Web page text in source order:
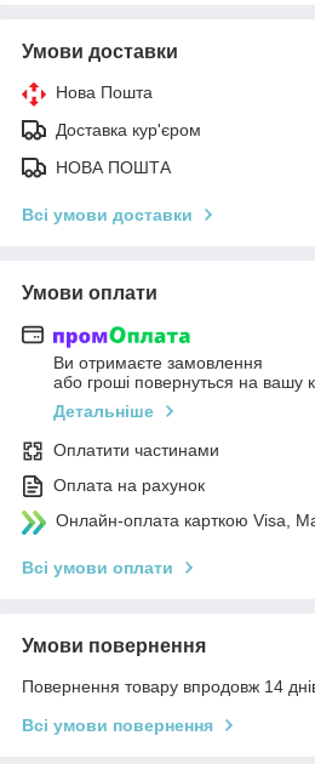
Умови доставки
Нова Пошта
Доставка кур'єром
НОВА ПОШТА
Всі умови доставки
Умови оплати
Ви отримаєте замовлення
або гроші повернуться на вашу
Детальніше
Оплатити частинами
Оплата на рахунок
Онлайн-оплата карткою Visa,
Всі умови оплати
Умови повернення
Повернення товару впродовж 14
Всі умови повернення